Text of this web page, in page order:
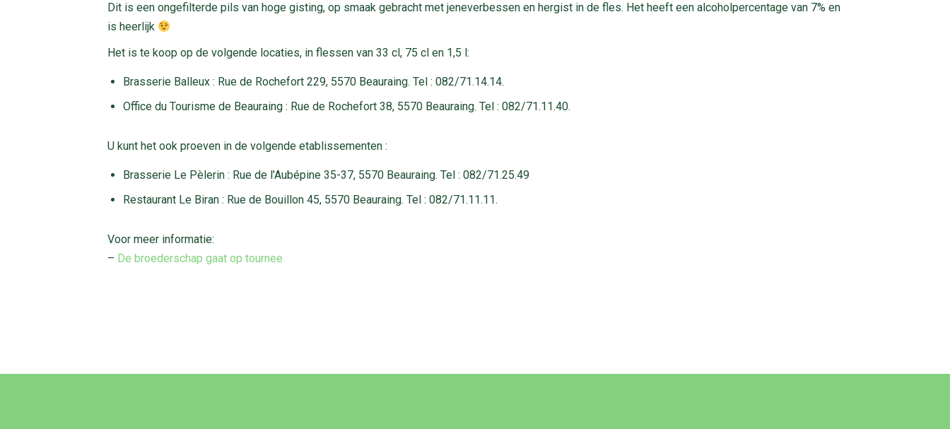
Dit is een ongefilterde pils van hoge gisting, op smaak gebracht met jeneverbessen en hergist in de fles. Het heeft een alcoholpercentage van 7% en
is heerlijk
Het is te koop op de volgende locaties, in flessen van 33 cl, 75 cl en 1,5 l:
Brasserie Balleux : Rue de Rochefort 229, 5570 Beauraing. Tel : 082/71.14.14.
Office du Tourisme de Beauraing : Rue de Rochefort 38, 5570 Beauraing. Tel : 082/71.11.40.
U kunt het ook proeven in de volgende etablissementen :
Brasserie Le Pèlerin : Rue de l’Aubépine 35-37, 5570 Beauraing. Tel : 082/71.25.49
Restaurant Le Biran : Rue de Bouillon 45, 5570 Beauraing. Tel : 082/71.11.11.
Voor meer informatie:
– De broederschap gaat op tournee